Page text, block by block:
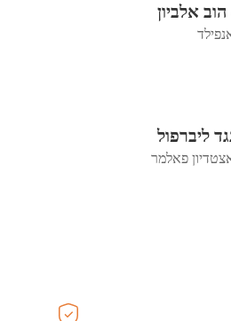
אלביון
ליברפול
פאלמר